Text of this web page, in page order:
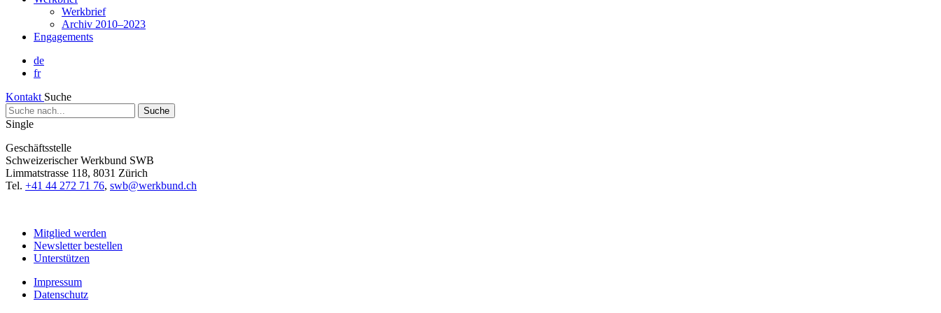
Werkbrief
Archiv 2010–2023
Engagements
de
fr
Kontakt Suche
Suche
nach...
Single
Geschäftsstelle
Schweizerischer Werkbund SWB
Limmatstrasse 118, 8031 Zürich
Tel. +41 44 272 71 76, swb@werkbund.ch
Mitglied werden
Newsletter bestellen
Unterstützen
Impressum
Datenschutz